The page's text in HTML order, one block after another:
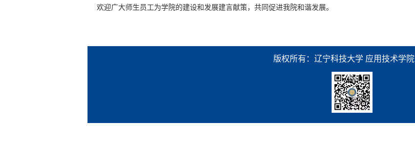
欢迎广大师生员工为学院的建设和发展建言献策，共同促进我院和谐发展。
版权所有：辽宁科技大学 应用技术学院